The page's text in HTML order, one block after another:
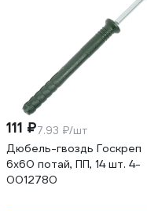
111 ₽7.93 ₽/шт
Дюбель-гвоздь Госкреп
6x60 потай, ПП, 14 шт. 4-
0012780